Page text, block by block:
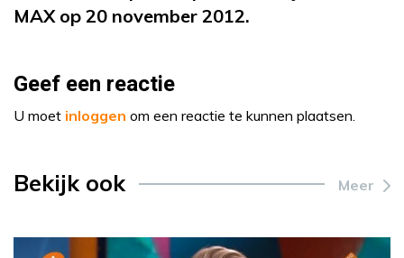
MAX op 20 november 2012.
Geef een reactie
U moet inloggen om een reactie te kunnen plaatsen.
Bekijk ook Meer